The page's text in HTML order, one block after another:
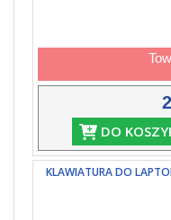
DO
KLAWIATURA DO